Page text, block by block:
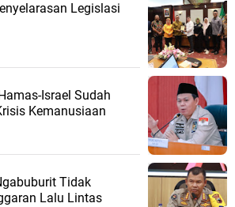
Legislasi
Israel Sudah
Kemanusiaan
Tidak
Lalu Lintas